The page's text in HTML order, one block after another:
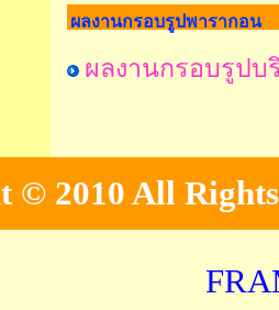
ผลงานกรอบรูปพารากอน
ผลงานกรอบรูปบ
© 2010 All